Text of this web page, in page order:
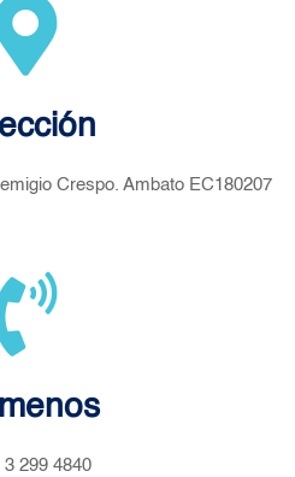
Crespo. Ambato EC180207
3 299 4840